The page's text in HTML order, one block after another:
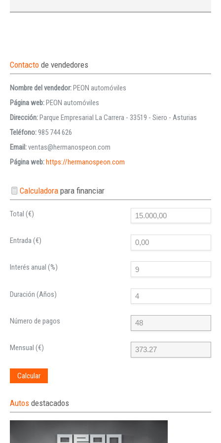
Contacto de vendedores
Nombre del vendedor:PEON automóviles
Página web:PEON automóviles
Dirección:Parque Empresarial La Carrera - 33519 - Siero - Asturias
Teléfono:985 744 626
Email:ventas@hermanospeon.com
Página web:https://hermanospeon.com
Calculadorapara financiar
Total (€)
Entrada (€)
Interés anual (%)
Duración (Años)
Número de pagos
Mensual (€)
Calcular
Autos destacados